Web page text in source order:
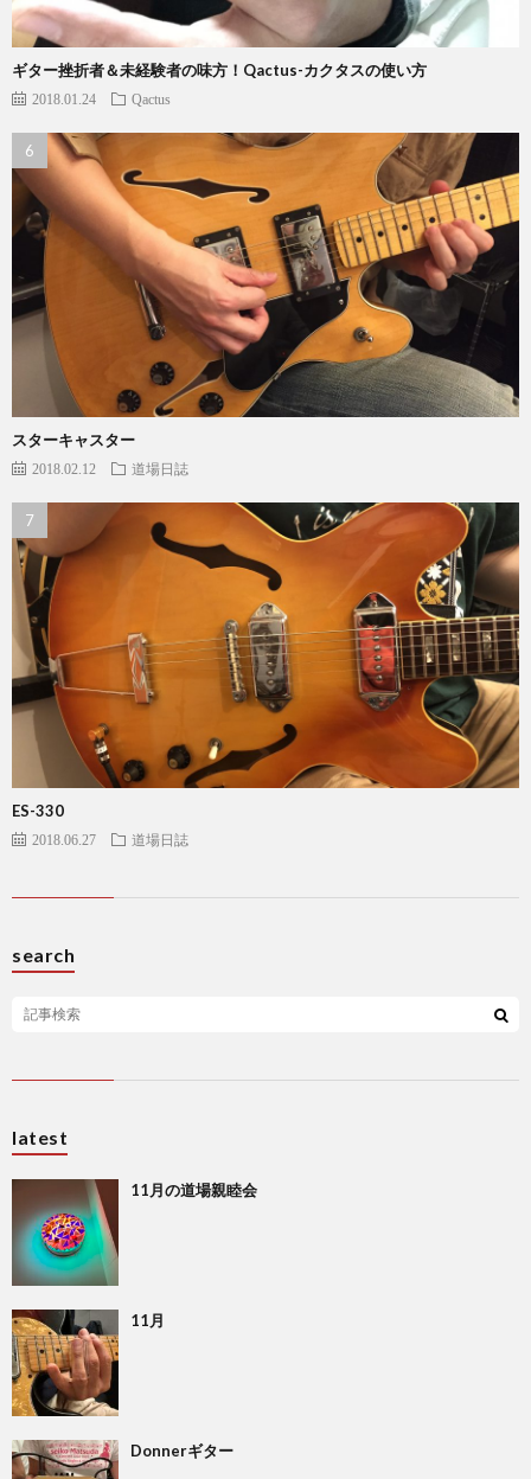
ギター挫折者＆未経験者の味方！Qactus-カクタスの使い方
2018.01.24 Qactus
スターキャスター
2018.02.12 道場日誌
ES-330
2018.06.27 道場日誌
search
latest
11月の道場親睦会
11月
Donnerギター